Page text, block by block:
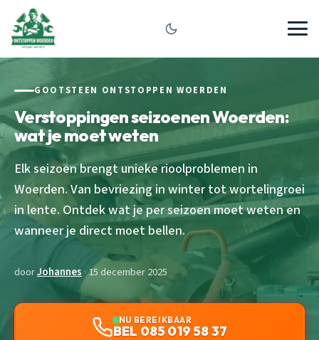
GOOTSTEEN ONTSTOPPEN WOERDEN
Verstoppingen seizoenen Woerden:
wat je moet weten
Elk seizoen brengt unieke rioolproblemen in
Woerden. Van bevriezing in winter tot wortelingroei
in lente. Ontdek wat je per seizoen moet weten en
wanneer je direct moet bellen.
doorJohannes · 15 december 2025
NU BEREIKBAAR
BEL 085 019 58 37